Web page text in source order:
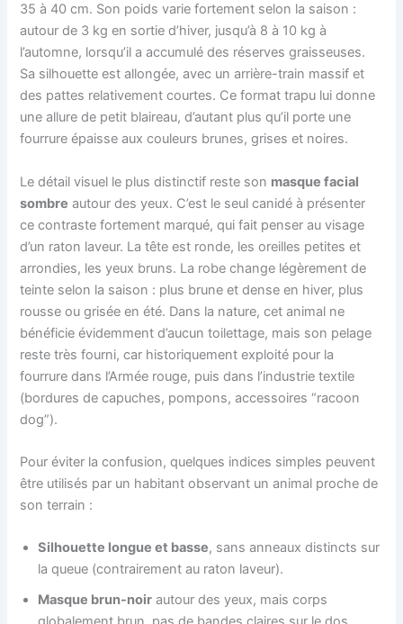
35 à 40 cm. Son poids varie fortement selon la saison :
autour de 3 kg en sortie d’hiver, jusqu’à 8 à 10 kg à
l’automne, lorsqu’il a accumulé des réserves graisseuses.
Sa silhouette est allongée, avec un arrière-train massif et
des pattes relativement courtes. Ce format trapu lui donne
une allure de petit blaireau, d’autant plus qu’il porte une
fourrure épaisse aux couleurs brunes, grises et noires.
Le détail visuel le plus distinctif reste son masque facial
sombre autour des yeux. C’est le seul canidé à présenter
ce contraste fortement marqué, qui fait penser au visage
d’un raton laveur. La tête est ronde, les oreilles petites et
arrondies, les yeux bruns. La robe change légèrement de
teinte selon la saison : plus brune et dense en hiver, plus
rousse ou grisée en été. Dans la nature, cet animal ne
bénéficie évidemment d’aucun toilettage, mais son pelage
reste très fourni, car historiquement exploité pour la
fourrure dans l’Armée rouge, puis dans l’industrie textile
(bordures de capuches, pompons, accessoires “racoon
dog”).
Pour éviter la confusion, quelques indices simples peuvent
être utilisés par un habitant observant un animal proche de
son terrain :
Silhouette longue et basse, sans anneaux distincts sur
la queue (contrairement au raton laveur).
Masque brun-noir autour des yeux, mais corps